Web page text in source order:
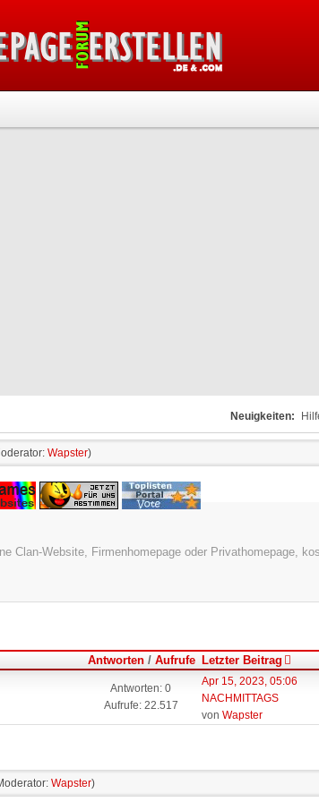
Neuigkeiten:
Wapster)
Clan-Website, Firmenhomepage oder Privathomepage,
Antworten/ Aufrufe Letzter Beitrag
Antworten: 0
Aufrufe: 22.517
Apr 15, 2023, 05:06
NACHMITTAGS
von Wapster
Wapster)